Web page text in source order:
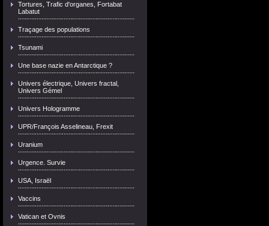
Tortures, Trafic d'organes, Fortabat
Labatut
Traçage des populations
Tsunami
Une base nazie en Antarctique ?
Univers électrique, Univers fractal,
Univers Gémel
Univers Hologramme
UPR/François Asselineau, Frexit
Uranium
Urgence. Survie
USA, Israël
Vaccins
Vatican et Ovnis